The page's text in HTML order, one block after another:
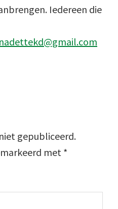
Iedereen die
gepubliceerd.
met *